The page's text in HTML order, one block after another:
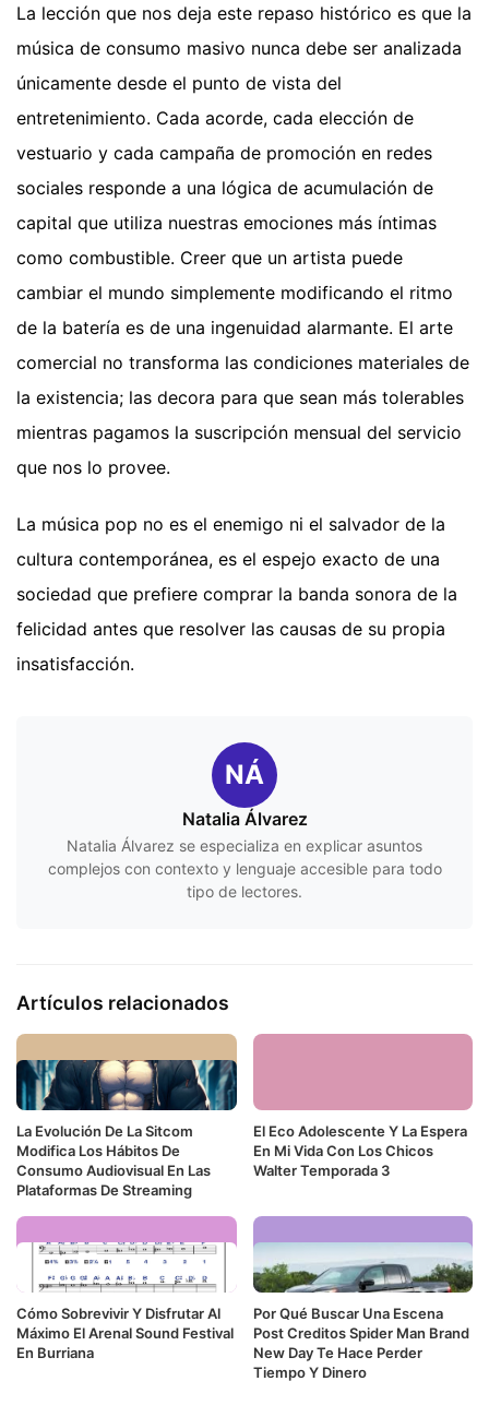
La lección que nos deja este repaso histórico es que la
música de consumo masivo nunca debe ser analizada
únicamente desde el punto de vista del
entretenimiento. Cada acorde, cada elección de
vestuario y cada campaña de promoción en redes
sociales responde a una lógica de acumulación de
capital que utiliza nuestras emociones más íntimas
como combustible. Creer que un artista puede
cambiar el mundo simplemente modificando el ritmo
de la batería es de una ingenuidad alarmante. El arte
comercial no transforma las condiciones materiales de
la existencia; las decora para que sean más tolerables
mientras pagamos la suscripción mensual del servicio
que nos lo provee.
La música pop no es el enemigo ni el salvador de la
cultura contemporánea, es el espejo exacto de una
sociedad que prefiere comprar la banda sonora de la
felicidad antes que resolver las causas de su propia
insatisfacción.
NÁ
Natalia Álvarez
Natalia Álvarez se especializa en explicar asuntos
complejos con contexto y lenguaje accesible para todo
tipo de lectores.
Artículos relacionados
La Evolución De La Sitcom
Modifica Los Hábitos De
Consumo Audiovisual En Las
Plataformas De Streaming
El Eco Adolescente Y La Espera
En Mi Vida Con Los Chicos
Walter Temporada 3
Cómo Sobrevivir Y Disfrutar Al
Máximo El Arenal Sound Festival
En Burriana
Por Qué Buscar Una Escena
Post Creditos Spider Man Brand
New Day Te Hace Perder
Tiempo Y Dinero